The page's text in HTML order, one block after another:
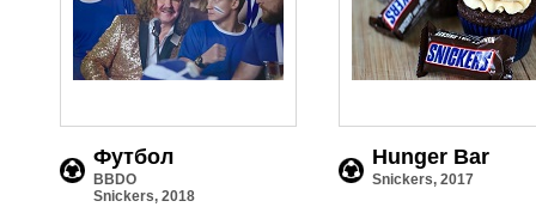
Футбол
BBDO
Snickers, 2018
Hunger Bar
Snickers, 2017